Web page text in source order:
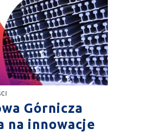
Górnicza
na innowacje